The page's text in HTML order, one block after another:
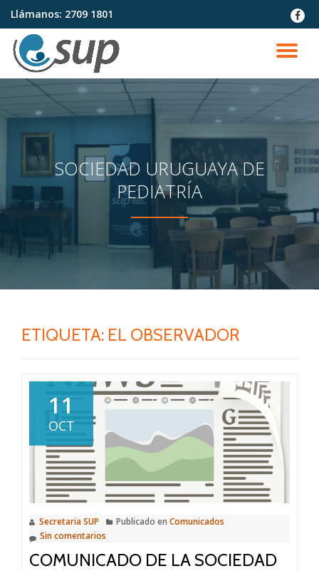
Saltar
contenido
Llámanos: 2709 1801
fa-
SOCIEDAD URUGUAYA DE
PEDIATRÍA
ETIQUETA: EL OBSERVADOR
11
OCT
Secretaria SUP Publicado en Comunicados
Sin comentarios
COMUNICADO DE LA SOCIEDAD